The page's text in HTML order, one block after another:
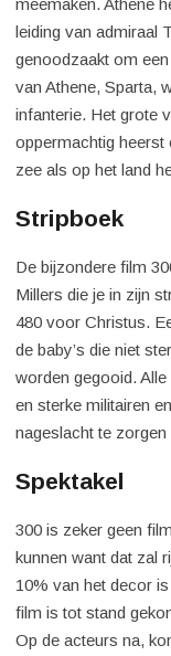
leiding van admiraal
genoodzaakt om
van Athene, Sparta,
infanterie. Het grote
oppermachtig heerst
zee als op het land
Stripboek
De bijzondere film
Millers die je in zijn
480 voor Christus.
de baby’s die niet
worden gegooid.
en sterke militairen
nageslacht te
Spektakel
300 is zeker geen
kunnen want dat zal
10% van het decor
film is tot stand
Op de acteurs na,